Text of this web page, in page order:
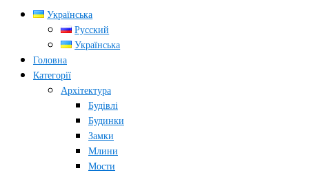
Українська
Русский
Українська
Головна
Категорії
Архітектура
Будівлі
Будинки
Замки
Млини
Мости